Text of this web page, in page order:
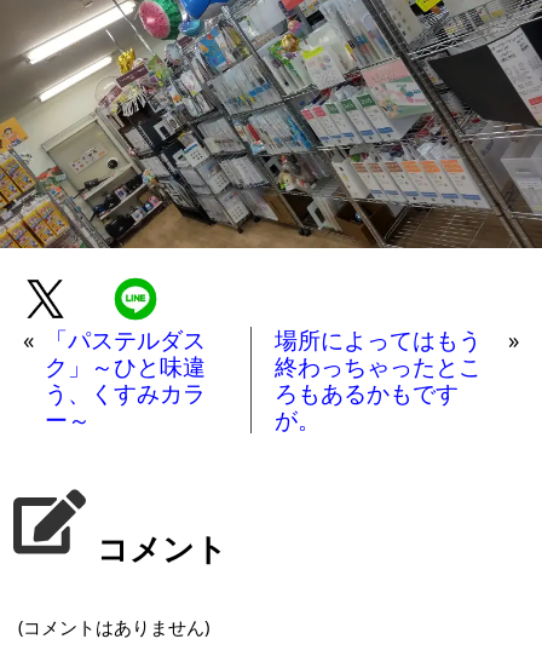
«
「パステルダス
ク」～ひと味違
う、くすみカラ
ー～
場所によってはもう
終わっちゃったとこ
ろもあるかもです
が。
»
コメント
(コメントはありません)